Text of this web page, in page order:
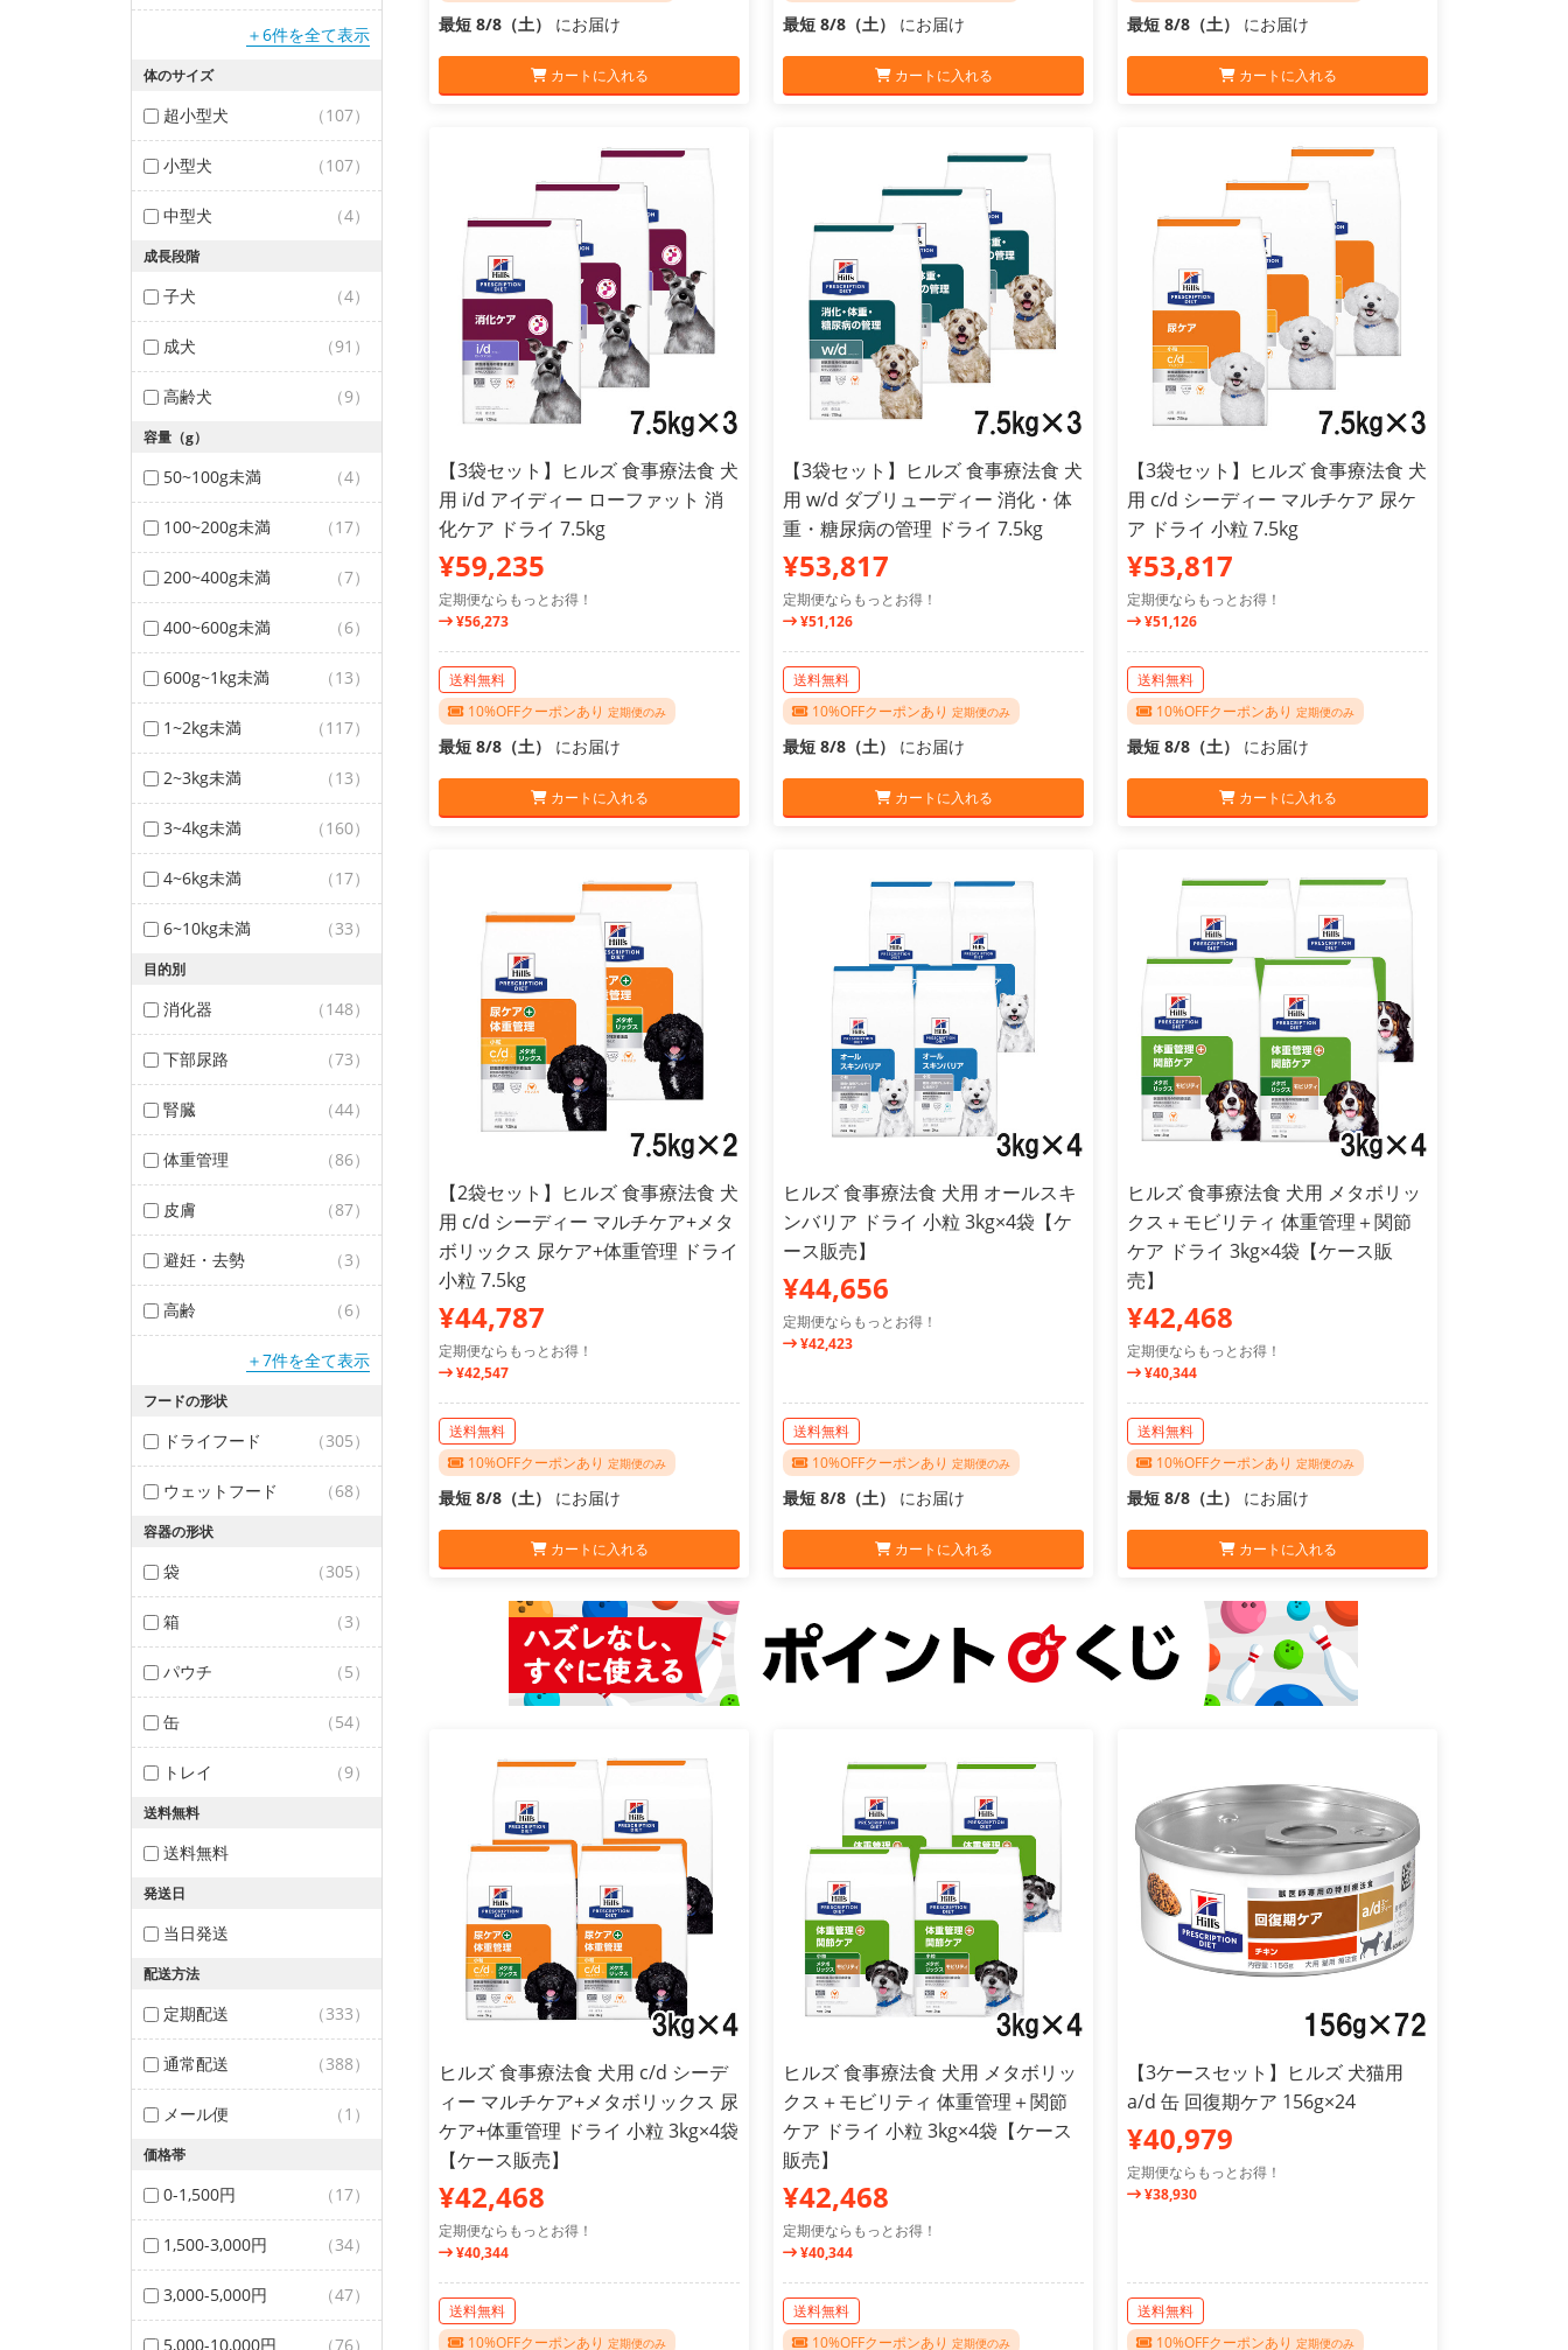
＋6件を全て表示
体のサイズ
超小型犬 （107）
小型犬 （107）
中型犬 （4）
成長段階
子犬 （4）
成犬 （91）
高齢犬 （9）
容量（g）
50~100g未満 （4）
100~200g未満 （17）
200~400g未満 （7）
400~600g未満 （6）
600g~1kg未満 （13）
1~2kg未満 （117）
2~3kg未満 （13）
3~4kg未満 （160）
4~6kg未満 （17）
6~10kg未満 （33）
目的別
消化器 （148）
下部尿路 （73）
腎臓 （44）
体重管理 （86）
皮膚 （87）
避妊・去勢 （3）
高齢 （6）
＋7件を全て表示
フードの形状
ドライフード （305）
ウェットフード （68）
容器の形状
袋 （305）
箱 （3）
パウチ （5）
缶 （54）
トレイ （9）
送料無料
送料無料
発送日
当日発送
配送方法
定期配送 （333）
通常配送 （388）
メール便 （1）
価格帯
0-1,500円 （17）
1,500-3,000円 （34）
3,000-5,000円 （47）
5,000-10,000円 （76）
最短 8/8（土） にお届け
カートに入れる
最短 8/8（土） にお届け
カートに入れる
最短 8/8（土） にお届け
カートに入れる
【3袋セット】ヒルズ 食事療法食 犬
用 i/d アイディー ローファット 消
化ケア ドライ 7.5kg
¥59,235
定期便ならもっとお得！
¥56,273
送料無料
10%OFFクーポンあり 定期便のみ
最短 8/8（土） にお届け
カートに入れる
【3袋セット】ヒルズ 食事療法食 犬
用 w/d ダブリューディー 消化・体
重・糖尿病の管理 ドライ 7.5kg
¥53,817
定期便ならもっとお得！
¥51,126
送料無料
10%OFFクーポンあり 定期便のみ
最短 8/8（土） にお届け
カートに入れる
【3袋セット】ヒルズ 食事療法食 犬
用 c/d シーディー マルチケア 尿ケ
ア ドライ 小粒 7.5kg
¥53,817
定期便ならもっとお得！
¥51,126
送料無料
10%OFFクーポンあり 定期便のみ
最短 8/8（土） にお届け
カートに入れる
【2袋セット】ヒルズ 食事療法食 犬
用 c/d シーディー マルチケア+メタ
ボリックス 尿ケア+体重管理 ドライ
小粒 7.5kg
¥44,787
定期便ならもっとお得！
¥42,547
送料無料
10%OFFクーポンあり 定期便のみ
最短 8/8（土） にお届け
カートに入れる
ヒルズ 食事療法食 犬用 オールスキ
ンバリア ドライ 小粒 3kg×4袋【ケ
ース販売】
¥44,656
定期便ならもっとお得！
¥42,423
送料無料
10%OFFクーポンあり 定期便のみ
最短 8/8（土） にお届け
カートに入れる
ヒルズ 食事療法食 犬用 メタボリッ
クス＋モビリティ 体重管理＋関節
ケア ドライ 3kg×4袋【ケース販
売】
¥42,468
定期便ならもっとお得！
¥40,344
送料無料
10%OFFクーポンあり 定期便のみ
最短 8/8（土） にお届け
カートに入れる
ヒルズ 食事療法食 犬用 c/d シーデ
ィー マルチケア+メタボリックス 尿
ケア+体重管理 ドライ 小粒 3kg×4袋
【ケース販売】
¥42,468
定期便ならもっとお得！
¥40,344
送料無料
10%OFFクーポンあり 定期便のみ
ヒルズ 食事療法食 犬用 メタボリッ
クス＋モビリティ 体重管理＋関節
ケア ドライ 小粒 3kg×4袋【ケース
販売】
¥42,468
定期便ならもっとお得！
¥40,344
送料無料
10%OFFクーポンあり 定期便のみ
【3ケースセット】ヒルズ 犬猫用
a/d 缶 回復期ケア 156g×24
¥40,979
定期便ならもっとお得！
¥38,930
送料無料
10%OFFクーポンあり 定期便のみ